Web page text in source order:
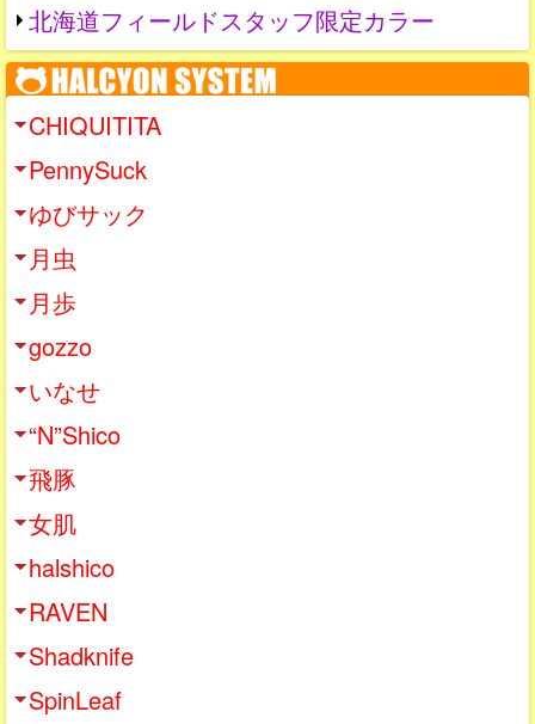
北海道フィールドスタッフ限定カラー
CHIQUITITA
PennySuck
ゆびサック
月虫
月歩
gozzo
いなせ
“N”Shico
飛豚
女肌
halshico
RAVEN
Shadknife
SpinLeaf